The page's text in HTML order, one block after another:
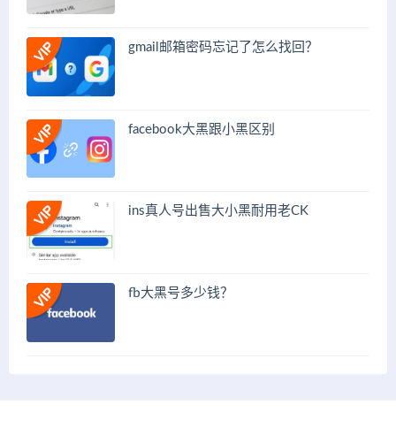
gmail邮箱密码忘记了怎么找回？
facebook大黑跟小黑区别
ins真人号出售大小黑耐用老CK
fb大黑号多少钱？